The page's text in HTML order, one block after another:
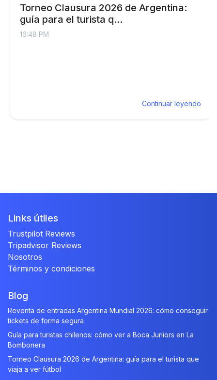
Torneo Clausura 2026 de Argentina:
guía para el turista q...
16:48 PM
Continuar leyendo
Links útiles
Trustpilot Reviews
Tripadvisor Reviews
Nosotros
Términos y condiciones
Blog
Reventa de entradas Argentina Mundial 2026: cómo conseguir
tickets de forma segura
Guía para turistas chilenos: cómo ver a Boca Juniors en La
Bombonera
Torneo Clausura 2026 de Argentina: guía para el turista que
viaja a ver fútbol